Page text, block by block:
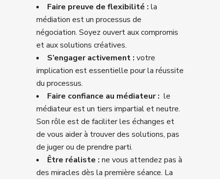
Faire preuve de flexibilité : la
médiation est un processus de
négociation. Soyez ouvert aux compromis
et aux solutions créatives.
S’engager activement : votre
implication est essentielle pour la réussite
du processus.
Faire confiance au médiateur : le
médiateur est un tiers impartial et neutre.
Son rôle est de faciliter les échanges et
de vous aider à trouver des solutions, pas
de juger ou de prendre parti.
Être réaliste : ne vous attendez pas à
des miracles dès la première séance. La